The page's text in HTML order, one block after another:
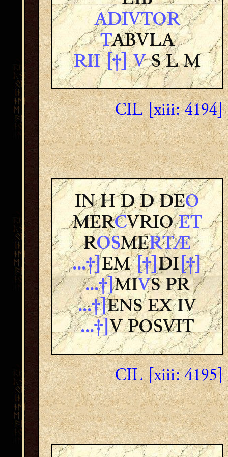
ADIVTOR
TABVLA
RII [†] VS L M
CIL [xiii: 4194]
IN H D D DEO
MERCVRIOET
ROSMERTÆ
...†]EM[†]DI[†]
...†]MIVS PR
...†]ENS EX IV
...†]V POSVIT
CIL [xiii: 4195]